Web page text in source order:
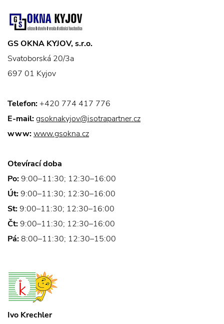
GS OKNA KYJOV, s.r.o.
Svatoborská 20/3a
697 01 Kyjov
Telefon: +420 774 417 776
E-mail:gsoknakyjov@isotrapartner.cz
www:www.gsokna.cz
Otevírací doba
Po: 9:00–11:30; 12:30–16:00
Út: 9:00–11:30; 12:30–16:00
St: 9:00–11:30; 12:30–16:00
Čt: 9:00–11:30; 12:30–16:00
Pá:8:00–11:30; 12:30–15:00
Ivo Krechler